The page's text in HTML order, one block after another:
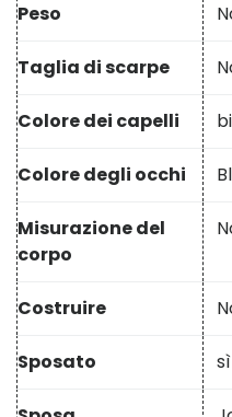
Peso
Taglia di scarpe
Colore dei capelli
Colore degli occhi
Misurazione del
corpo
Costruire
Sposato sì